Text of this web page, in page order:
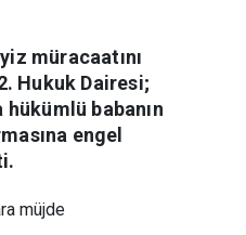
müracaatını
Hukuk Dairesi;
babanın
engel